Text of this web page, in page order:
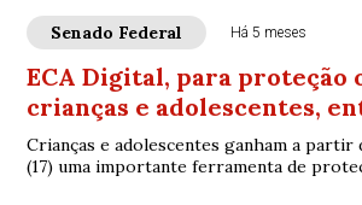
Senado Federal Há 5 meses
ECA Digital, para proteção
crianças e adolescentes,
Crianças e adolescentes ganham a
(17) uma importante ferramenta de